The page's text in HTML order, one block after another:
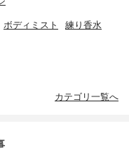
ボディミスト 練り香水
カテゴリ一覧へ